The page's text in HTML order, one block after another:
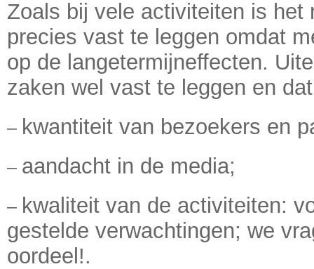
Zoals bij vele activiteiten is het
precies vast te leggen omdat
op de langetermijneffecten.
zaken wel vast te leggen en
– kwantiteit van bezoekers en
– aandacht in de media;
– kwaliteit van de activiteiten:
gestelde verwachtingen; we
oordeel!.